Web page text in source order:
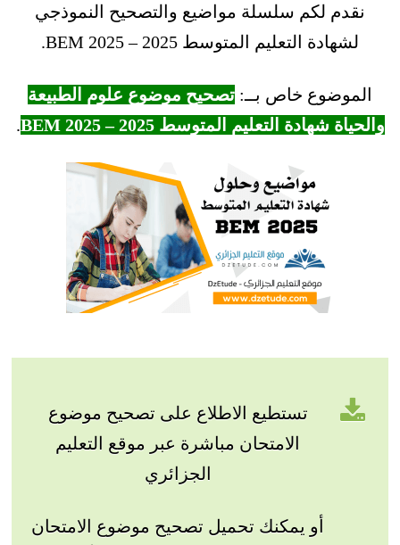
نقدم لكم سلسلة مواضيع والتصحيح النموذجي
لشهادة التعليم المتوسط 2025 – BEM 2025.
الموضوع خاص بــ: تصحيح موضوع علوم الطبيعة
والحياة شهادة التعليم المتوسط 2025 – BEM 2025
.
تستطيع الاطلاع على تصحيح موضوع
الامتحان مباشرة عبر موقع التعليم
الجزائري
أو يمكنك تحميل تصحيح موضوع الامتحان